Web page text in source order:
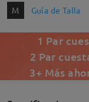
M Guía de Talla
1 Par
2 Par
3+ Más